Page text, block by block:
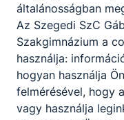
Tanítási
szünetek
Őszi szünet:
2025. október
23-november 2.
általánosságban
Az Szegedi SzC
Szakgimnázium a
használja:
hogyan használja
felmérésével, hogy
vagy használja